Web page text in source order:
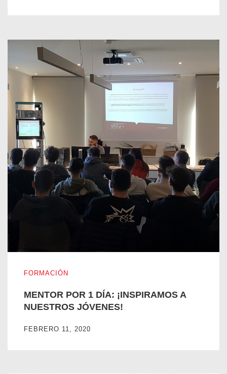
FORMACIÓN
MENTOR POR 1 DÍA: ¡INSPIRAMOS A
NUESTROS JÓVENES!
FEBRERO 11, 2020